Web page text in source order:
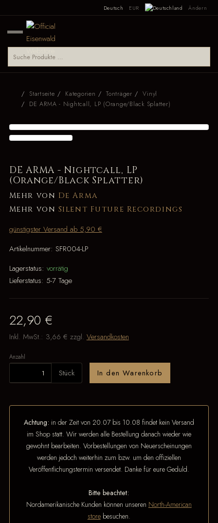
Deutsch EUR Ändern
Startseite Kategorien Tonträger
Vinyl
DE ARMA - Nightcall, LP (Orange/Black Splatter)
DE ARMA - Nightcall, LP
(Orange/Black Splatter)
Mehr von De Arma
Mehr von Silent Future Recordings
günstigster Versand ab 5,90 €
Artikelnummer: SFR004-LP
Lagerstatus: vorrätig
Lieferstatus: 5-7 Tage
22,90 €
Inkl. MwSt.: 3,66 € zzgl. Versandkosten
Anzahl
Stück In den Warenkorb
Achtung: in der Zeit von 20.07 bis 10.08 findet kein Versand
im Shop statt. Wir werden alle Bestellung danach wieder wie
gewohnt bearbeiten. Vorbestellungen von Neuerscheinungen
werden jedoch weiterhin zum bzw. um den offiziellen
Veröffentlichungstermin versendet. Danke für eure Geduld.
Bitte beachtet:
Nordamerikanische Kunden können unseren North-American
storebesuchen.